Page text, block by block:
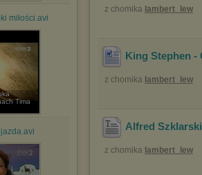
miłości.avi
Tima
z chomika lambert_lew
King Stephen -
z chomika lambert_lew
Alfred
z chomika lambert_lew